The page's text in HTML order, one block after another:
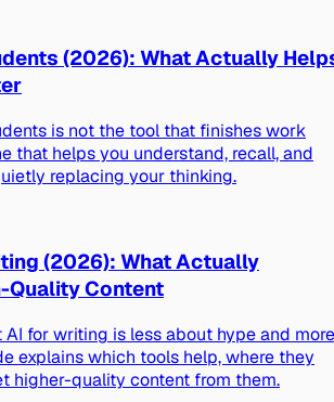
(2026): What Actually
is not the tool that finishes work
that helps you understand, recall, and
replacing your thinking.
(2026): What Actually
Quality Content
for writing is less about hype and more
explains which tools help, where they
higher-quality content from them.